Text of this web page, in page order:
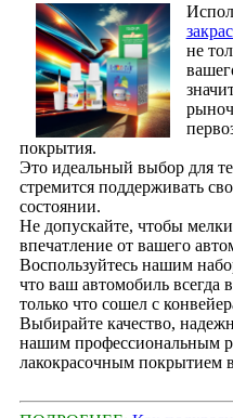
не
покрытия.
Это идеальный выбор для
стремится поддерживать
состоянии.
Не допускайте, чтобы
впечатление от вашего
Воспользуйтесь нашим
что ваш автомобиль всегда
только что сошел с
Выбирайте качество,
нашим профессиональным
лакокрасочным покрытием